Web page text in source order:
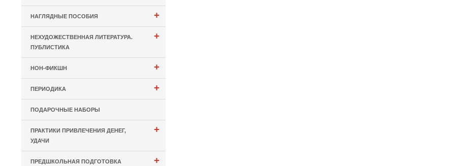
+
НАГЛЯДНЫЕ ПОСОБИЯ
+
НЕХУДОЖЕСТВЕННАЯ ЛИТЕРАТУРА.
ПУБЛИСТИКА
+
НОН-ФИКШН
+
ПЕРИОДИКА
ПОДАРОЧНЫЕ НАБОРЫ
+
ПРАКТИКИ ПРИВЛЕЧЕНИЯ ДЕНЕГ,
УДАЧИ
+
ПРЕДШКОЛЬНАЯ ПОДГОТОВКА